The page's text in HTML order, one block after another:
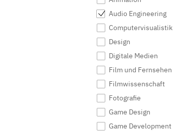
Audio Engineering
Computervisualistik
Design
Digitale Medien
Film und Fernsehen
Filmwissenschaft
Fotografie
Game Design
Game Development